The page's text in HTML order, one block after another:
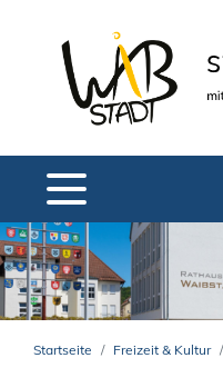
Startseite Freizeit & Kultur